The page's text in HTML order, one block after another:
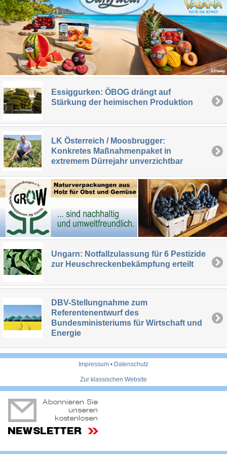
Essiggurken: ÖBOG drängt auf
Stärkung der heimischen Produktion
LK Österreich / Moosbrugger:
Konkretes Maßnahmenpaket in
extremem Dürrejahr unverzichtbar
Ungarn: Notfallzulassung für 6 Pestizide
zur Heuschreckenbekämpfung erteilt
DBV-Stellungnahme zum
Referentenentwurf des
Bundesministeriums für Wirtschaft und
Energie
Impressum • Datenschutz
Zur klassischen Website